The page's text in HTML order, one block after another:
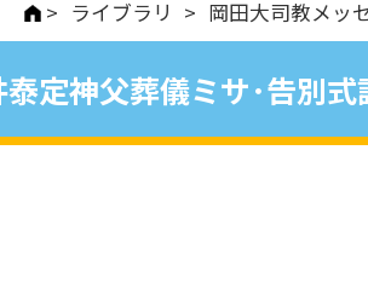
> ライブラリ > 岡田大司教メッ
定神父葬儀ミサ･告別式